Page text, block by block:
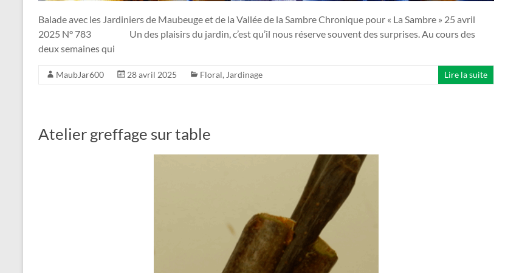
Balade avec les Jardiniers de Maubeuge et de la Vallée de la Sambre Chronique pour « La Sambre » 25 avril
2025 N° 783 Un des plaisirs du jardin, c’est qu’il nous réserve souvent des surprises. Au cours des
deux semaines qui
MaubJar600 28 avril 2025 Floral, Jardinage Lire la suite
Atelier greffage sur table